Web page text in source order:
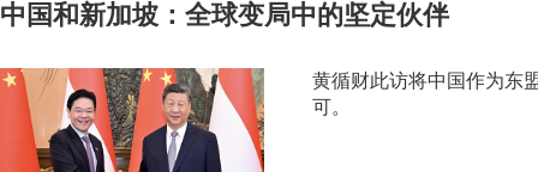
中国和新加坡：全球变局中的坚定伙伴
黄循财此访将中国作为东
可。